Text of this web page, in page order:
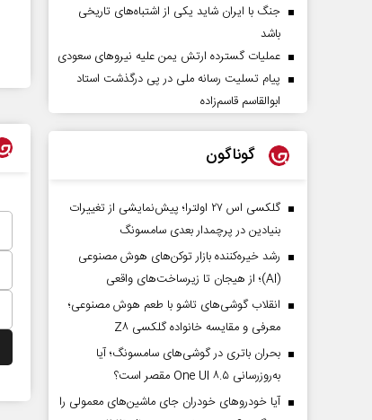
جنگ با ایران شاید یکی از اشتباه‌های تاریخی
باشد
عملیات گسترده ارتش یمن علیه نیروهای سعودی
پیام تسلیت رسانه ملی در پی درگذشت استاد
ابوالقاسم قاسم‌زاده
گوناگون
گلکسی اس ۲۷ اولترا؛ پیش‌نمایشی از تغییرات
بنیادین در پرچمدار بعدی سامسونگ
رشد خیره‌کننده بازار توکن‌های هوش مصنوعی
(AI)؛ از هیجان تا زیرساخت‌های واقعی
انقلاب گوشی‌های تاشو‌ با طعم هوش مصنوعی؛
معرفی و مقایسه خانواده گلکسی Z۸
بحران باتری در گوشی‌های سامسونگ؛ آیا
به‌روزرسانی One UI ۸.۵ مقصر است؟
آیا خودروهای خودران جای ماشین‌های معمولی را